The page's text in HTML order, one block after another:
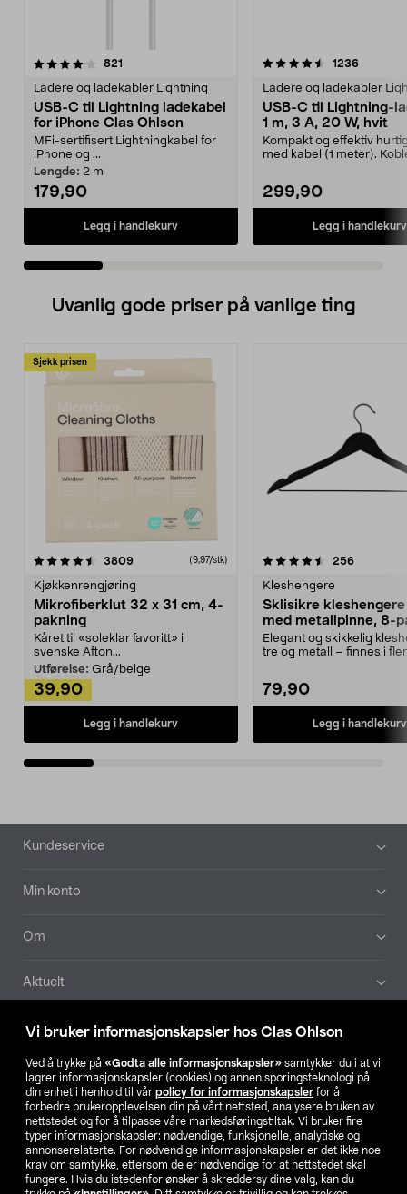
Vi bruker informasjonskapsler hos Clas Ohlson
Ved å trykke på «Godta alle informasjonskapsler» samtykker du i at vi
lagrer informasjonskapsler (cookies) og annen sporingsteknologi på
din enhet i henhold til vår policy for informasjonskapsler for å
forbedre brukeropplevelsen din på vårt nettsted, analysere bruken av
nettstedet og for å tilpasse våre markedsføringstiltak. Vi bruker fire
typer informasjonskapsler: nødvendige, funksjonelle, analytiske og
annonserelaterte. For nødvendige informasjonskapsler er det ikke noe
krav om samtykke, ettersom de er nødvendige for at nettstedet skal
fungere. Hvis du istedenfor ønsker å skreddersy dine valg, kan du
821
Ladere og ladekabler Lightning
USB-C til Lightning ladekabel
for iPhone Clas Ohlson
MFi-sertifisert Lightningkabel for
iPhone og ...
Lengde: 2 m
179,90
Legg i handlekurv
4.5 av 5 stjerner 1236
Ladere og ladekabler
USB-C til Lightning-
1 m, 3 A, 20 W, hvit
Kompakt og effektiv
med kabel (1 meter).
299,90
Legg i handlekurv
3.5 av 5 stjerner
Uvanlig gode priser på vanlige ting
Sjekk prisen
3809anmeldelser(9,97/stk)
Kjøkkenrengjøring
Mikrofiberklut 32 x 31 cm, 4-
pakning
Kåret til «soleklar favoritt» i
svenske Afton...
Utførelse: Grå/beige
39,90
Legg i handlekurv
4.5av 5 stjerner 256
Kleshengere
Sklisikre
med metallpinne, 8-
Elegant og skikkelig
tre og metall – finnes i
79,90
Legg i handlekurv
4.5av 5 stjerner
Bunntekst
Kundeservice
Min konto
Om
Aktuelt
Våre selskaper
Finn din butikk
SE NO FI